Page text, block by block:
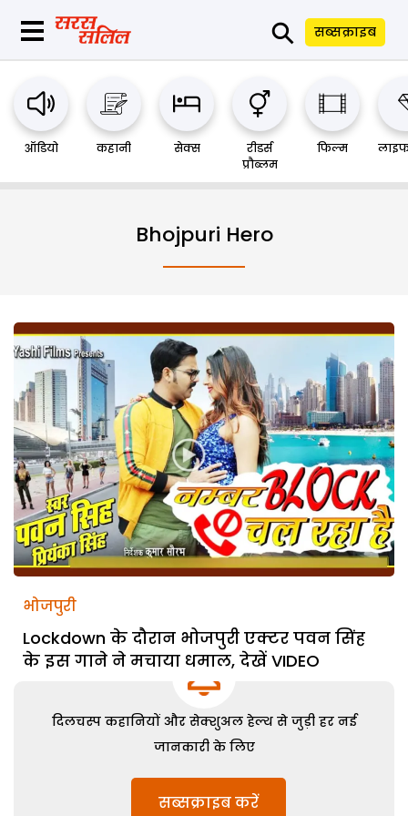
⚲ सब्सक्राइब
ऑडियो कहानी सेक्स
रीडर्स
प्रौब्लम
फिल्म
Bhojpuri Hero
भोजपुरी
Lockdown के दौरान भोजपुरी एक्टर पवन सिंह
के इस गाने ने मचाया धमाल, देखें VIDEO
दिलचस्प कहानियों और सेक्शुअल हेल्थ से जुड़ी हर नई
जानकारी के लिए
सब्सक्राइब करें